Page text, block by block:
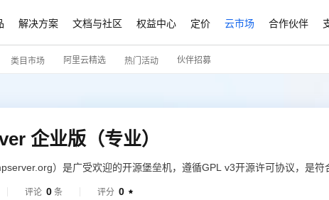
解决方案 文档与社区 权益中心 定价 云市场 合作伙伴
类目市场 阿里云精选 热门活动 伙伴招募
企业版（专业）
）是广受欢迎的开源堡垒机，遵循GPL v3开源许可协议，是符
评论 0 条 评分 0 